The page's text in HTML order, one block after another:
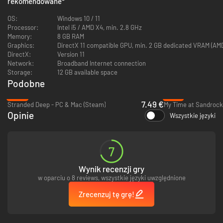
nawiązywanie relacji z sąsiadami, poszukiwanie miłości swojego życia i
założenie rodziny.
Niezależnie od dokonywanych wyborów gracza czeka mnóstwo dobrej
zabawy (oraz ciężkiej pracy). Podejmuj życiowe decyzje, rozwijaj
działalność i skutecznie połącz jedno z drugim, aby odnieść sukces w
Lumberjack’s Dynasty.
Charakterystyka
Unikalne połączenie pracy związanej z wyrębem drzew, gospodarki
leśnej oraz codziennego życia z perspektywy pierwszej osoby
Wątek fabularny
Elastyczna rozgrywka z olbrzymią liczbą zadań do wykonania
System umiejętności – ucząc się i doskonaląc umiejętności,
nabierasz większej wprawy i działasz skuteczniej
Mechanizm ekonomiczny obejmujący rozmaite produkty i
zróżnicowane ceny
Wytwarzaj i sprzedawaj kłody, deski, korę oraz inne produkty
OS:
Windows 10 / 11
Processor:
Intel i5 / AMD X4, min. 2.8 GHz
Memory:
8 GB RAM
Graphics:
DirectX 11 compatible GPU, min. 2 GB dedicated VRAM
DirectX:
Version 11
Network:
Broadband Internet connection
Storage:
12 GB available space
Podobne
Stranded Deep - PC & Mac (Steam)
7.49 €My Time at
Opinie Wszystkie języki
7
Wynik recenzji gry
w oparciu o 8 reviews, wszystkie języki uwzględnione
Zrecenzuj tę grę!